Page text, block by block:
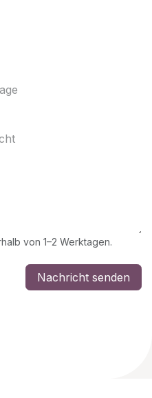
von 1–2 Werktagen.
Nachricht senden